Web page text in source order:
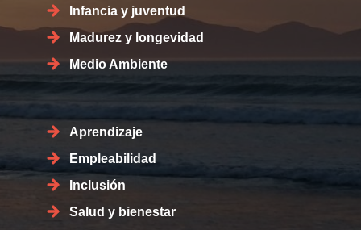
Infancia y juventud
Madurez y longevidad
Medio Ambiente
Aprendizaje
Empleabilidad
Inclusión
Salud y bienestar